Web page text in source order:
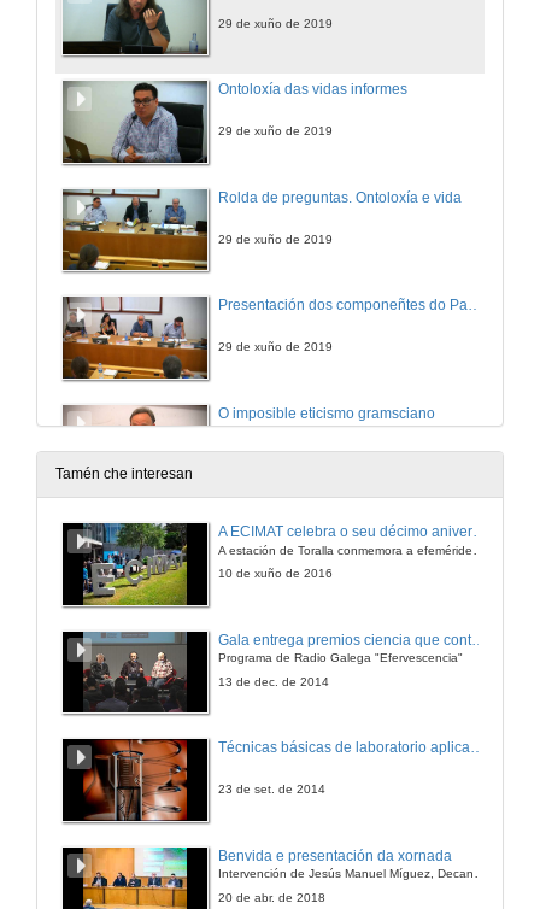
29 de xuño de 2019
Ontoloxía das vidas informes
29 de xuño de 2019
Rolda de preguntas. Ontoloxía e vida
29 de xuño de 2019
Presentación dos componeñtes do Panel 5 Gramsci e poshexemonía
29 de xuño de 2019
O imposible eticismo gramsciano
29 de xuño de 2019
Tamén che interesan
A ECIMAT celebra o seu décimo aniversario
10 de xuño de 2016
Programa de Radio Galega "Efervescencia"
13 de dec. de 2014
Técnicas básicas de laboratorio aplicadas á bioloxía
23 de set. de 2014
Benvida e presentación da xornada
Intervención de Jesús Manuel Míguez, Decano da Facultade de Bioloxía
20 de abr. de 2018